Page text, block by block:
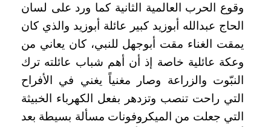
وقوع الحرب العالمية الثانية كما ورد على لسان
الحاج عبدالله أبوزيد كبير عائلة أبوزيد والذي كان
يمقت الغناء مقت أبوجهل للنبي، كان يعاني من
وعكة عائلية خاصة إذ أن أهم شباب عائلته ترك
النبّوت والزراعة وصار مغنياً يغني في الأفراح
التي راحت تنصب وتزدهر بفعل الكهرباء الخبيثة
التي جعلت من الميكروفونات مسألة بسيطة بعد